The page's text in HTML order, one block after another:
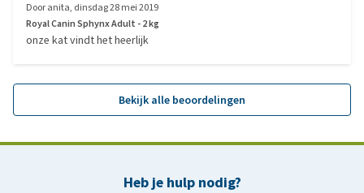
Dooranita, dinsdag 28 mei 2019
Royal Canin Sphynx Adult - 2 kg
onze kat vindt het heerlijk
Bekijk alle beoordelingen
Heb je hulp nodig?